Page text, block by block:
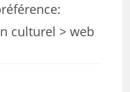
culturel > web